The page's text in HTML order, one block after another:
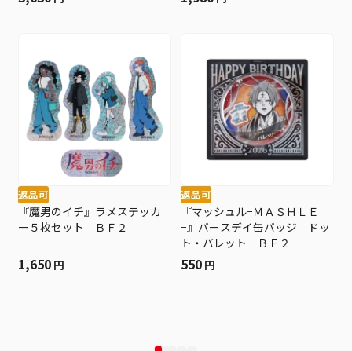
返品可
『魔男のイチ』ラメステッカ
ー５枚セット ＢＦ２
1,650 円
返品可
『マッシュル−ＭＡＳＨＬＥ
−』バースデイ缶バッジ ドッ
ト・バレット ＢＦ２
550 円